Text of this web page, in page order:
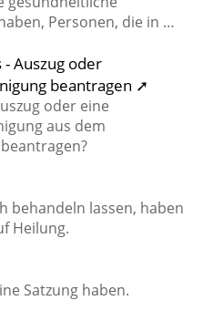
Personen, die in …
Auszug oder
beantragen ➚
oder eine
aus dem
behandeln lassen, haben
Heilung.
Satzung haben.